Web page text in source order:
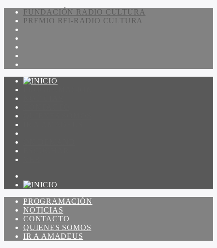
FUNDACIÓN RADIO CULTURA
PREMIO RFI-RADIO CULTURA
PROGRAMACIÓN
NOTICIAS
CONTACTO
QUIENES SOMOS
IR A AMADEUS